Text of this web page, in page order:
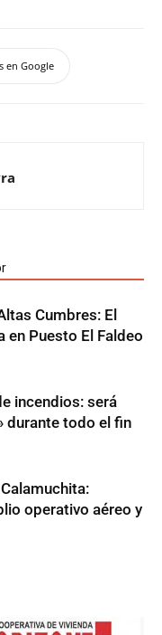
en Google
Cumbres: El
en Puesto El Faldeo
incendios: será
durante todo el fin
operativo aéreo y